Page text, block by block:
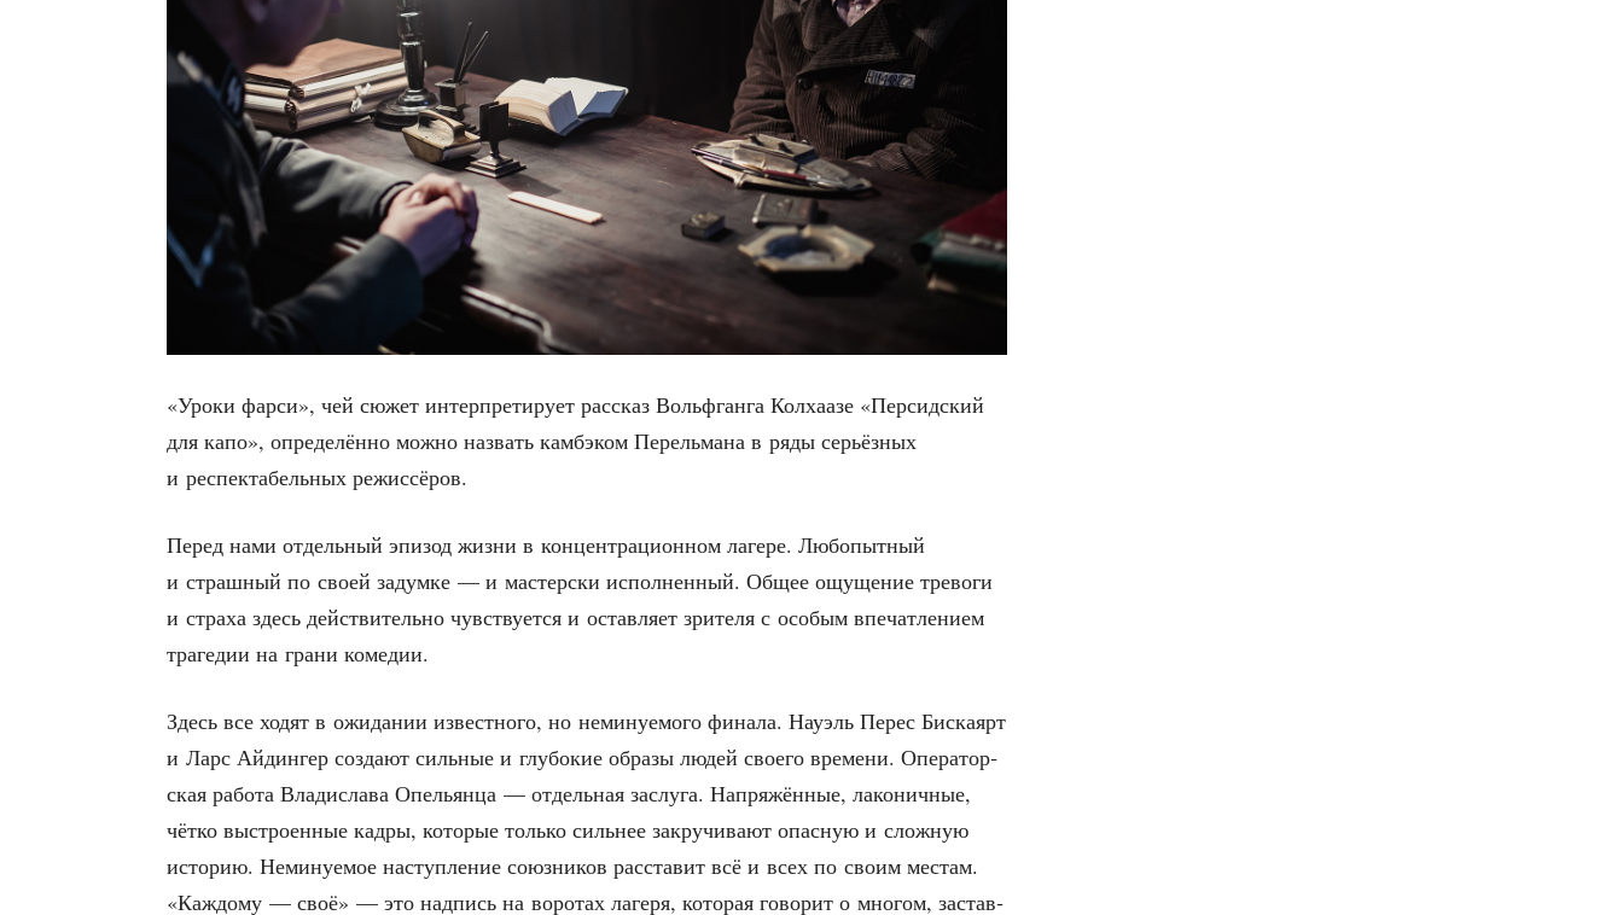
«Уро­ки фар­си», чей сюжет интер­пре­ти­ру­ет рас­сказ Вольф­ган­га Кол­ха­а­зе «Пер­сид­ский
для капо», опре­де­лён­но мож­но назвать кам­бэком Перель­ма­на в ряды серьёз­ных
и респек­та­бель­ных режиссёров.
Перед нами отдель­ный эпи­зод жиз­ни в кон­цен­тра­ци­он­ном лаге­ре. Любо­пыт­ный
и страш­ный по сво­ей задум­ке — и мастер­ски испол­нен­ный. Общее ощу­ще­ние тре­во­ги
и стра­ха здесь дей­стви­тель­но чув­ству­ет­ся и остав­ля­ет зри­те­ля с осо­бым впе­чат­ле­ни­ем
тра­ге­дии на гра­ни комедии.
Здесь все ходят в ожи­да­нии извест­но­го, но неми­ну­е­мо­го фина­ла. Нау­эль Перес Бис­ка­ярт
и Ларс Айдин­гер созда­ют силь­ные и глу­бо­кие обра­зы людей сво­е­го вре­ме­ни. Опе­ра­тор­
ская рабо­та Вла­ди­сла­ва Опе­льян­ца — отдель­ная заслу­га. Напря­жён­ные, лако­нич­ные,
чёт­ко выстро­ен­ные кад­ры, кото­рые толь­ко силь­нее закру­чи­ва­ют опас­ную и слож­ную
исто­рию. Неми­ну­е­мое наступ­ле­ние союз­ни­ков рас­ста­вит всё и всех по сво­им местам.
«Каж­до­му — своё» — это над­пись на воро­тах лаге­ря, кото­рая гово­рит о мно­гом, застав­